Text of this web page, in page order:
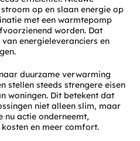
op en slaan energie op
met een warmtepomp
worden. Dat
energieleveranciers en
duurzame verwarming
stellen steeds strengere eisen
woningen. Dit betekent dat
niet alleen slim, maar
nu actie onderneemt,
en meer comfort.